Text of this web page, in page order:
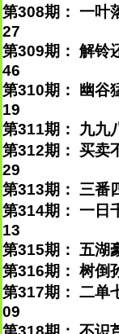
第308期： 一叶
27
第309期： 解铃
46
第310期： 幽谷
19
第311期： 九九
第312期： 买卖
29
第313期： 三番
第314期： 一日
13
第315期： 五湖
第316期： 树倒
第317期： 二单
09